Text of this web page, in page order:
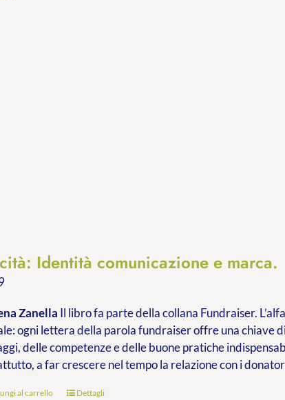
Identità comunicazione e marca.
Zanella Il libro fa parte della collana Fundraiser.
ogni lettera della parola fundraiser offre una chiave
delle competenze e delle buone pratiche
a far crescere nel tempo la relazione con i
al carrello Dettagli